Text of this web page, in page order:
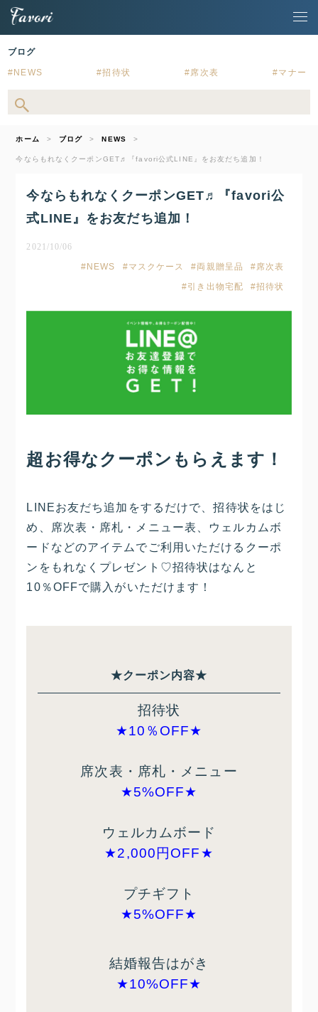
ブログ
NEWS 招待状 席次表 マナー
ホーム ブログ NEWS
今ならもれなくクーポンGET♬『favori公式LINE』をお友だち追加！
今ならもれなくクーポンGET♬『favori公
式LINE』をお友だち追加！
2021/10/06
NEWS
マスクケース 両親贈呈品
席次表
引き出物宅配
招待状
超お得なクーポンもらえます！
LINEお友だち追加をするだけで、招待状をはじ
め、席次表・席札・メニュー表、ウェルカムボ
ードなどのアイテムでご利用いただけるクーポ
ンをもれなくプレゼント♡招待状はなんと
10％OFFで購入がいただけます！
★クーポン内容★
招待状
★10％OFF★
席次表・席札・メニュー
★5%OFF★
ウェルカムボード
★2,000円OFF★
プチギフト
★5%OFF★
結婚報告はがき
★10%OFF★